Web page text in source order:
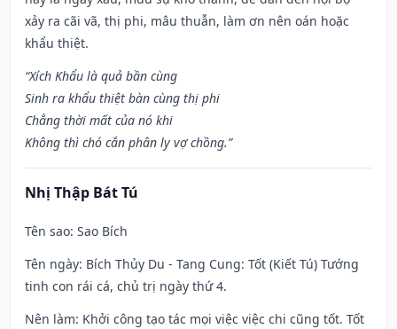
xảy ra cãi vã, thị phi, mâu thuẫn, làm ơn nên oán hoặc
khẩu thiệt.
“Xích Khẩu là quả bần cùng
Sinh ra khẩu thiệt bàn cùng thị phi
Chẳng thời mất của nó khi
Không thì chó cắn phân ly vợ chồng.”
Nhị Thập Bát Tú
Tên sao: Sao Bích
Tên ngày: Bích Thủy Du - Tang Cung: Tốt (Kiết Tú) Tướng
tinh con rái cá, chủ trị ngày thứ 4.
Nên làm: Khởi công tạo tác mọi việc việc chi cũng tốt. Tốt